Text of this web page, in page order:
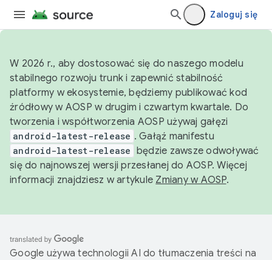
Zaloguj się
W 2026 r., aby dostosować się do naszego modelu
stabilnego rozwoju trunk i zapewnić stabilność
platformy w ekosystemie, będziemy publikować kod
źródłowy w AOSP w drugim i czwartym kwartale. Do
tworzenia i współtworzenia AOSP używaj gałęzi
android-latest-release . Gałąź manifestu
android-latest-release będzie zawsze odwoływać
się do najnowszej wersji przesłanej do AOSP. Więcej
informacji znajdziesz w artykule Zmiany w AOSP.
Google używa technologii AI do tłumaczenia treści na